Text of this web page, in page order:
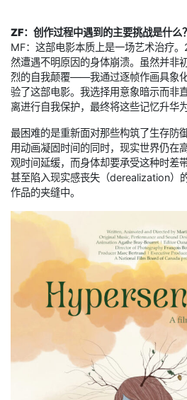
ZF：创作过程中遇到的主要挑战是什么？
MF：这部电影本质上是一场艺术治疗
然遭遇不明原因的身体崩溃。虽然并非
烈的自我颠覆——我通过逐帧作画具象
验了这部电影。我选择用意象暗示而非
离进行自我保护，最终将这些记忆升华为
最困难的是重新面对那些构筑了生存防
用动画凝固时间的同时，现实世界仍
观时间延缓，而身体却要承受这种时差
甚至陷入现实感丧失（derealization）
作品的夹缝中。